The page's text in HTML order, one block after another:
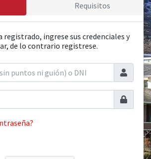
Requisitos
registrado, ingrese sus credenciales y
de lo contrario registrese.